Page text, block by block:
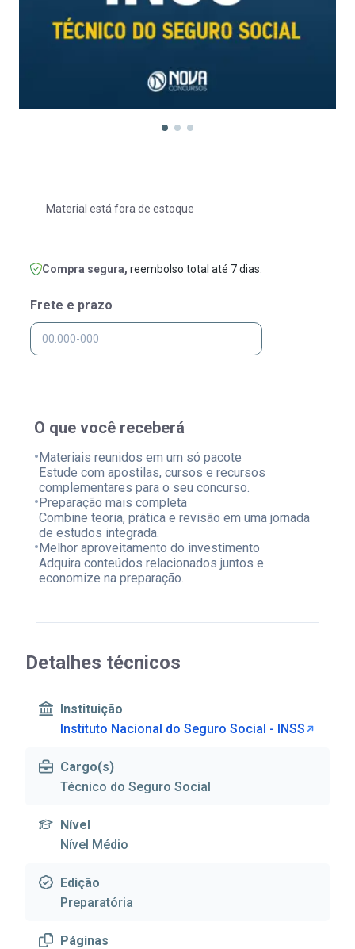
O que você receberá
•Materiais reunidos em um só pacote
Estude com apostilas, cursos e recursos
complementares para o seu concurso.
•Preparação mais completa
Combine teoria, prática e revisão em uma jornada
de estudos integrada.
•Melhor aproveitamento do investimento
Adquira conteúdos relacionados juntos e
economize na preparação.
Material está fora de estoque
Compra segura, reembolso total até 7 dias.
Frete e prazo
Detalhes técnicos
Instituição
Instituto Nacional do Seguro Social - INSS
Cargo(s)
Técnico do Seguro Social
Nível
Nível Médio
Edição
Preparatória
Páginas